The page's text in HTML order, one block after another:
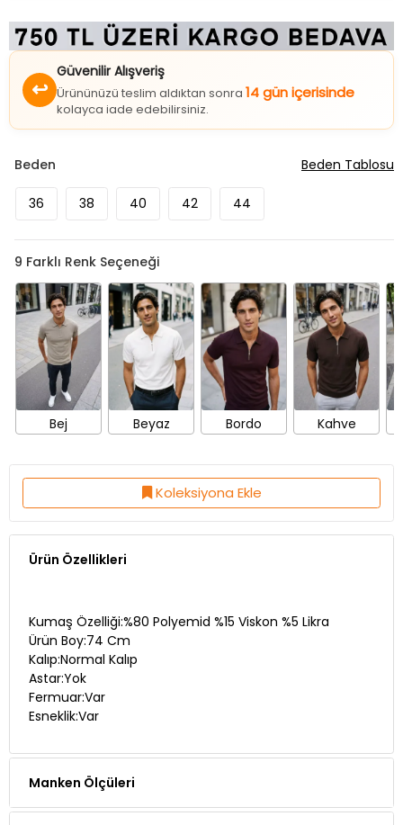
↩
Güvenilir Alışveriş
Ürününüzü teslim aldıktan sonra 14 gün içerisinde
kolayca iade edebilirsiniz.
Beden
36 38 40 42 44
Beden Tablosu
9 Farklı Renk Seçeneği
Bej Beyaz Bordo Kahve
Koleksiyona Ekle
Ürün Özellikleri
Kumaş Özelliği:%80 Polyemid %15 Viskon %5 Likra
Ürün Boy:74 Cm
Kalıp:Normal Kalıp
Astar:Yok
Fermuar:Var
Esneklik:Var
Manken Ölçüleri